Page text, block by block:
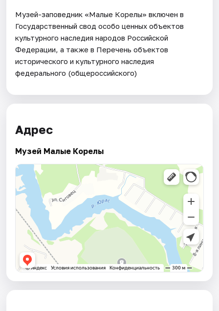
Музей-заповедник «Малые Корелы» включен в
Государственный свод особо ценных объектов
культурного наследия народов Российской
Федерации, а также в Перечень объектов
исторического и культурного наследия
федерального (общероссийского)
Адрес
Музей Малые Корелы